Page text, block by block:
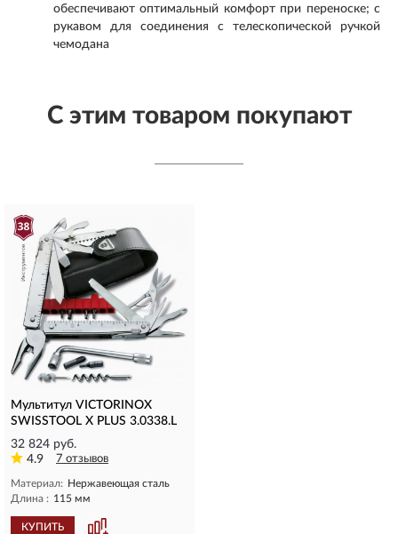
обеспечивают оптимальный комфорт при переноске; с
рукавом для соединения с телескопической ручкой
чемодана
С этим товаром покупают
Мультитул VICTORINOX
SWISSTOOL X PLUS 3.0338.L
32 824 руб.
4.9
7 отзывов
Материал: Нержавеющая сталь
Длина : 115 мм
КУПИТЬ